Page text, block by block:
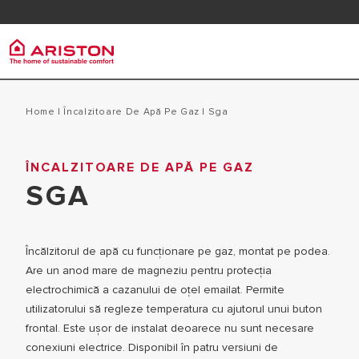
Contactează-ne FAQ
Ariston Group
CARIERĂ
produse | CATEGORII
CENTRALE TERMICE
ȊNCĂLZITOARE DE APĂ
Home | Încalzitoare De Apă Pe Gaz | sga
ÎNCALZITOARE DE APĂ PE GAZ
SGA
Încălzitorul de apă cu funcţionare pe gaz, montat pe podea.
Are un anod mare de magneziu pentru protecția
electrochimică a cazanului de oțel emailat. Permite
utilizatorului să regleze temperatura cu ajutorul unui buton
frontal. Este ușor de instalat deoarece nu sunt necesare
conexiuni electrice. Disponibil în patru versiuni de